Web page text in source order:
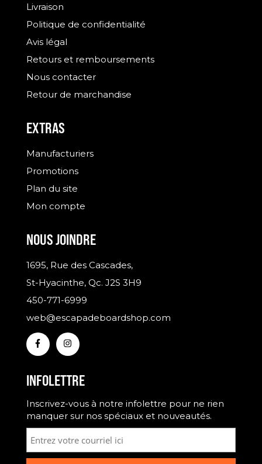
Livraison
Politique de confidentialité
Avis légal
Retours et remboursements
Nous contacter
Retour de marchandise
EXTRAS
Manufacturiers
Promotions
Plan du site
Mon compte
NOUS JOINDRE
1695, Rue des Cascades,
St-Hyacinthe, Qc. J2S 3H9
450-771-6999
web@escapadeboardshop.com
INFOLETTRE
Inscrivez-vous à notre infolettre pour ne rien
manquer sur nos spéciaux et nouveautés.